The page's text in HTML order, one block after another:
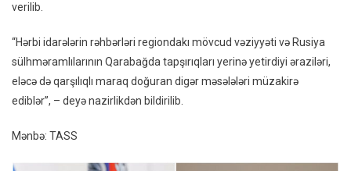
verilib.
“Hərbi idarələrin rəhbərləri regiondakı mövcud vəziyyəti və Rusiya
sülhməramlılarının Qarabağda tapşırıqları yerinə yetirdiyi əraziləri,
eləcə də qarşılıqlı maraq doğuran digər məsələləri müzakirə
ediblər”, – deyə nazirlikdən bildirilib.
Mənbə: TASS